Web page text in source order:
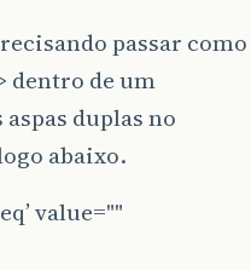
passar como
dentro de um
duplas no
abaixo.
value=""